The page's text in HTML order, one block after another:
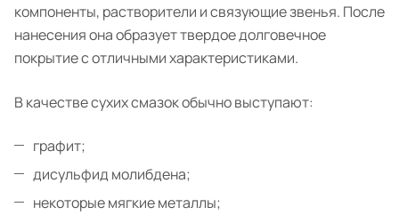
компоненты, растворители и связующие звенья. После
нанесения она образует твердое долговечное
покрытие с отличными характеристиками.
В качестве сухих смазок обычно выступают:
графит;
дисульфид молибдена;
некоторые мягкие металлы;